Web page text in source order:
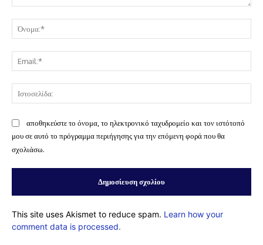
αποθηκεύστε το όνομα, το ηλεκτρονικό ταχυδρομείο και τον ιστότοπό
μου σε αυτό το πρόγραμμα περιήγησης για την επόμενη φορά που θα
σχολιάσω.
This site uses Akismet to reduce spam. Learn how your
comment data is processed.